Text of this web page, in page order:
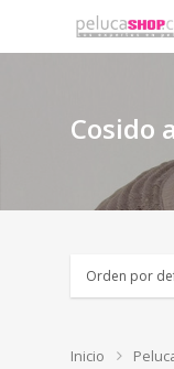
Pulse enter
Cosido
Inicio